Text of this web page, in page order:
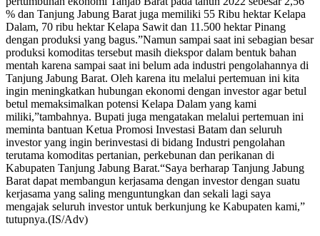
% dan Tanjung Jabung Barat juga memiliki 55 Ribu hektar Kelapa
Dalam, 70 ribu hektar Kelapa Sawit dan 11.500 hektar Pinang
dengan produksi yang bagus.”Namun sampai saat ini sebagian besar
produksi komoditas tersebut masih diekspor dalam bentuk bahan
mentah karena sampai saat ini belum ada industri pengolahannya di
Tanjung Jabung Barat. Oleh karena itu melalui pertemuan ini kita
ingin meningkatkan hubungan ekonomi dengan investor agar betul
betul memaksimalkan potensi Kelapa Dalam yang kami
miliki,”tambahnya. Bupati juga mengatakan melalui pertemuan ini
meminta bantuan Ketua Promosi Investasi Batam dan seluruh
investor yang ingin berinvestasi di bidang Industri pengolahan
terutama komoditas pertanian, perkebunan dan perikanan di
Kabupaten Tanjung Jabung Barat.“Saya berharap Tanjung Jabung
Barat dapat membangun kerjasama dengan investor dengan suatu
kerjasama yang saling menguntungkan dan sekali lagi saya
mengajak seluruh investor untuk berkunjung ke Kabupaten kami,”
tutupnya.(IS/Adv)